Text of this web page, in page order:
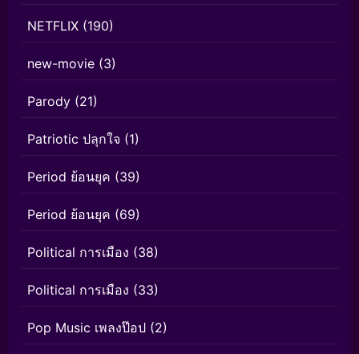
NETFLIX (190)
new-movie (3)
Parody (21)
Patriotic ปลุกใจ (1)
Period ย้อนยุค (39)
Period ย้อนยุค (69)
Political การเมือง (38)
Political การเมือง (33)
Pop Music เพลงป๊อป (2)